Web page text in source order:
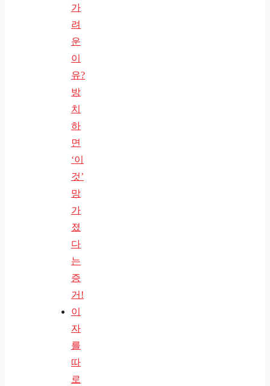
가
려
운
이
유?
방
치
하
면
‘이
것’
망
가
졌
다
는
증
거!
이
자
를
따
로